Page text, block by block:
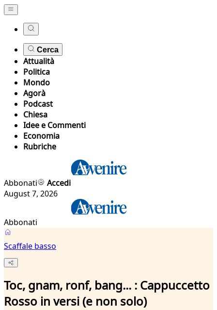
Cerca
Attualità
Politica
Mondo
Agorà
Podcast
Chiesa
Idee e Commenti
Economia
Rubriche
Abbonati
Accedi
August 7, 2026
Abbonati
Scaffale basso
Toc, gnam, ronf, bang... : Cappuccetto
Rosso in versi (e non solo)